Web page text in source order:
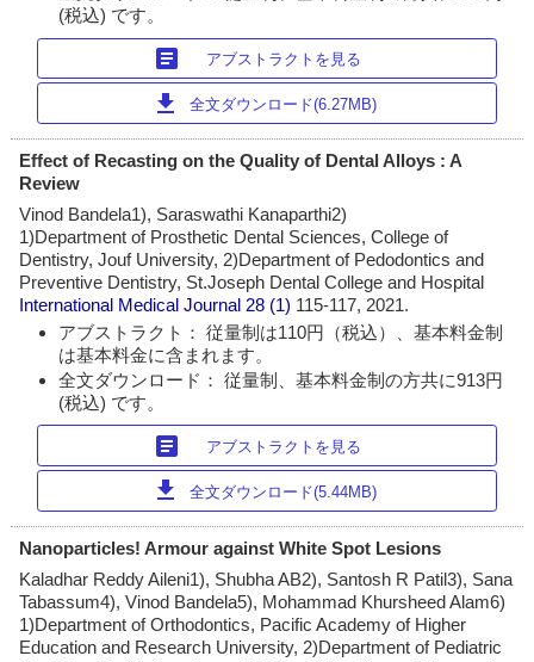
(税込) です。
article アブストラクトを見る
download 全文ダウンロード(6.27MB)
Effect of Recasting on the Quality of Dental Alloys : A
Review
Vinod Bandela1), Saraswathi Kanaparthi2)
1)Department of Prosthetic Dental Sciences, College of
Dentistry, Jouf University, 2)Department of Pedodontics and
Preventive Dentistry, St.Joseph Dental College and Hospital
International Medical Journal 28 (1) 115-117, 2021.
アブストラクト： 従量制は110円（税込）、基本料金制
は基本料金に含まれます。
全文ダウンロード： 従量制、基本料金制の方共に913円
(税込) です。
article アブストラクトを見る
download 全文ダウンロード(5.44MB)
Nanoparticles! Armour against White Spot Lesions
Kaladhar Reddy Aileni1), Shubha AB2), Santosh R Patil3), Sana
Tabassum4), Vinod Bandela5), Mohammad Khursheed Alam6)
1)Department of Orthodontics, Pacific Academy of Higher
Education and Research University, 2)Department of Pediatric